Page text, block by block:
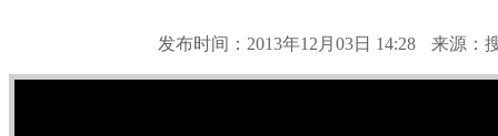
发布时间：2013年12月03日 14:28 来源：